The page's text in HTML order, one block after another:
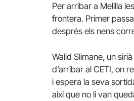
Per arribar a Melilla
frontera. Primer
després els nens
Walid Slimane, un
d’arribar al CETI, on
i espera la seva
així que no li van